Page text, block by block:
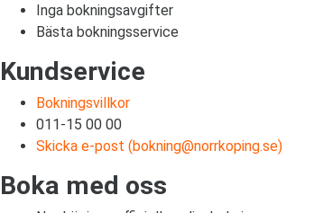
Inga bokningsavgifter
Bästa bokningsservice
Kundservice
Bokningsvillkor
011-15 00 00
Skicka e-post (bokning@norrkoping.se)
Boka med oss